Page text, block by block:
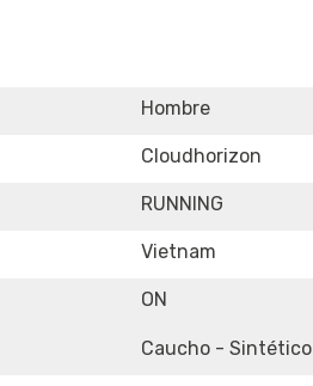
Hombre
Cloudhorizon
RUNNING
Vietnam
ON
Caucho - Sintético